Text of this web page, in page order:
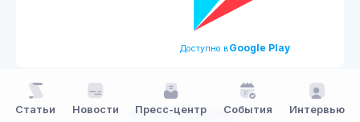
Доступно вGoogle Play
NewsHub.kz 2026 ©
Статьи Новости Пресс-центр События Интервью